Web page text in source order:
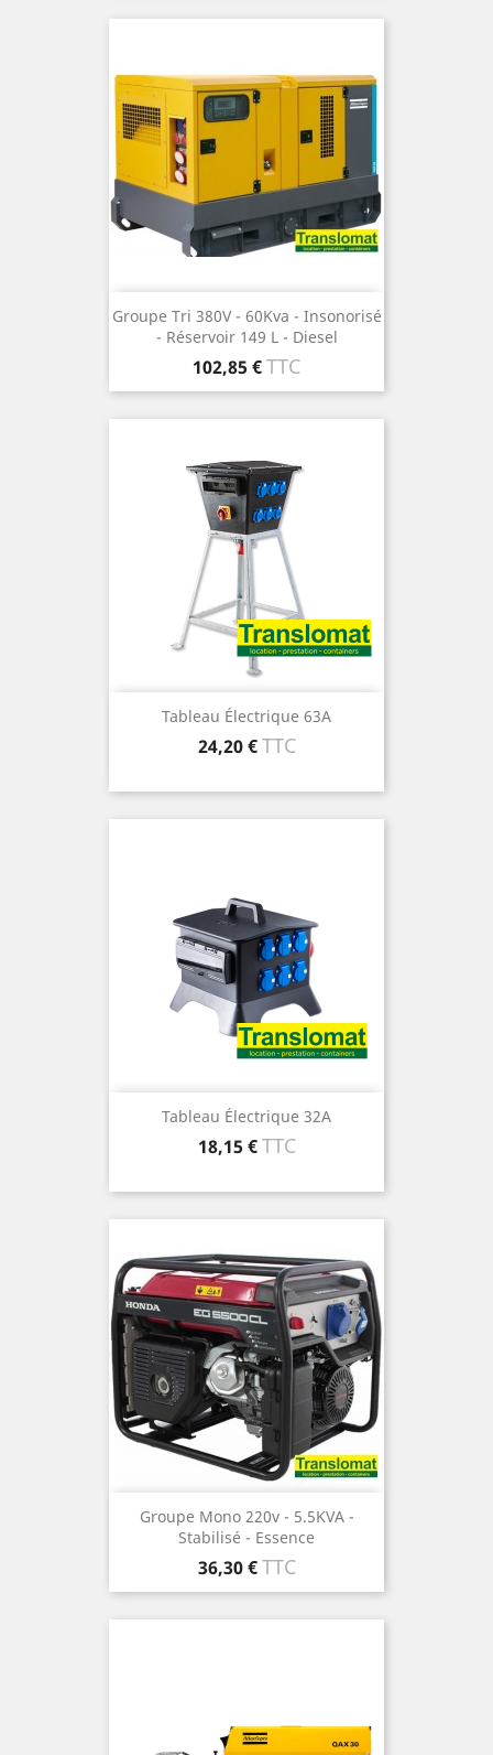
Groupe Tri 380V - 60Kva - Insonorisé
- Réservoir 149 L - Diesel
Prix
102,85 €TTC
Tableau Électrique 63A
Prix
24,20 € TTC
Tableau Électrique 32A
Prix
18,15 € TTC
Groupe Mono 220v - 5.5KVA -
Stabilisé - Essence
Prix
36,30 € TTC